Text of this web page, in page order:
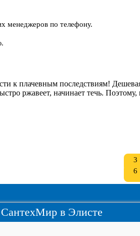
менеджеров по телефону.
плачевным последствиям!
ржавеет, начинает течь.
в Элисте